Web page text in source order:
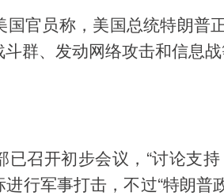
国官员称，美国总统特朗普
群、发动网络攻击和信息战
召开初步会议，“讨论支
行军事打击，不过“特朗普